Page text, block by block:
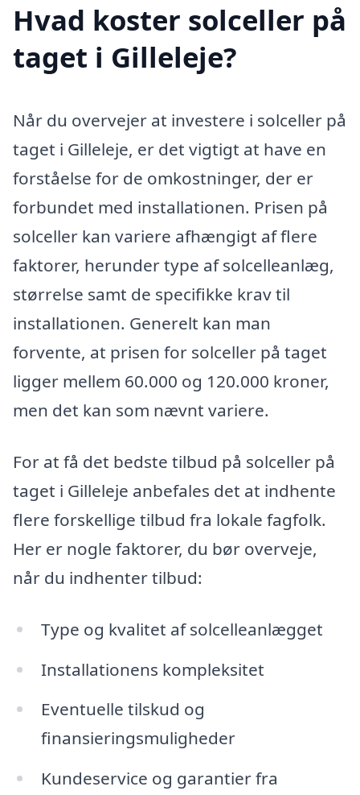
Hvad koster solceller på
taget i Gilleleje?
Når du overvejer at investere i solceller på
taget i Gilleleje, er det vigtigt at have en
forståelse for de omkostninger, der er
forbundet med installationen. Prisen på
solceller kan variere afhængigt af flere
faktorer, herunder type af solcelleanlæg,
størrelse samt de specifikke krav til
installationen. Generelt kan man
forvente, at prisen for solceller på taget
ligger mellem 60.000 og 120.000 kroner,
men det kan som nævnt variere.
For at få det bedste tilbud på solceller på
taget i Gilleleje anbefales det at indhente
flere forskellige tilbud fra lokale fagfolk.
Her er nogle faktorer, du bør overveje,
når du indhenter tilbud:
Type og kvalitet af solcelleanlægget
Installationens kompleksitet
Eventuelle tilskud og
finansieringsmuligheder
Kundeservice og garantier fra